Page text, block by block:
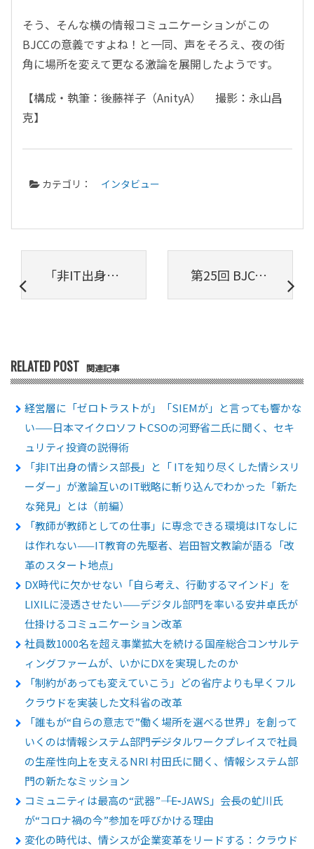
そう、そんな横の情報コミュニケーションがこの
BJCCの意義ですよね！と一同、声をそろえ、夜の街
角に場所を変えて更なる激論を展開したようです。
【構成・執筆：後藤祥子（AnityA） 撮影：永山昌
克】
カテゴリ： インタビュー
「非IT出身の情シス部長」と「 ITを知り尽くした情シスリーダー」が激論互いのIT戦略に斬り込んでわかった「新たな発見」とは（前編） 第25回 BJCC Meetup! 開催レポート： ビデオ会議だけなんてもったいない！ UCプラットフォームへ進化するZoomの最新情報
RELATED POST 関連記事
経営層に「ゼロトラストが」「SIEMが」と言っても響かな
い——日本マイクロソフトCSOの河野省二氏に聞く、セキ
ュリティ投資の説得術
「非IT出身の情シス部長」と「 ITを知り尽くした情シスリ
ーダー」が激論互いのIT戦略に斬り込んでわかった「新た
な発見」とは（前編）
「教師が教師としての仕事」に専念できる環境はITなしに
は作れない——IT教育の先駆者、岩田智文教諭が語る「改
革のスタート地点」
DX時代に欠かせない「自ら考え、行動するマインド」を
LIXILに浸透させたい——デジタル部門を率いる安井卓氏が
仕掛けるコミュニケーション改革
社員数1000名を超え事業拡大を続ける国産総合コンサルテ
ィングファームが、いかにDXを実現したのか
「制約があっても変えていこう」どの省庁よりも早くフル
クラウドを実装した文科省の改革
「誰もが“自らの意志で”働く場所を選べる世界」を創って
いくのは情報システム部門――デジタルワークプレイスで社員
の生産性向上を支えるNRI 村田氏に聞く、情報システム部
門の新たなミッション
コミュニティは最高の“武器”――「E-JAWS」会長の虻川氏
が“コロナ禍の今”参加を呼びかける理由
変化の時代は、情シスが企業変革をリードする：クラウド